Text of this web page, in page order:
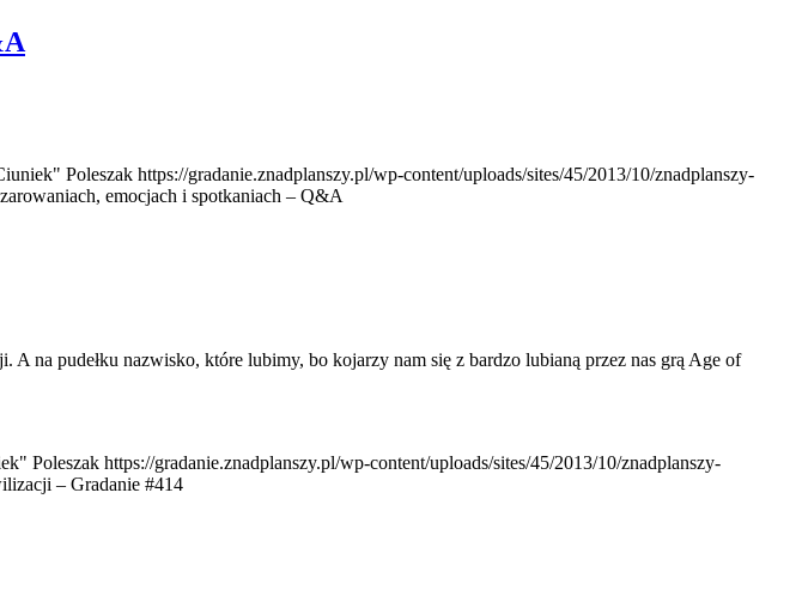
Poleszak https://gradanie.znadplanszy.pl/wp-content/uploads/sites/45/2013/10/znadplanszy-
emocjach i spotkaniach – Q&A
na pudełku nazwisko, które lubimy, bo kojarzy nam się z bardzo lubianą przez nas grą Age of
Poleszak https://gradanie.znadplanszy.pl/wp-content/uploads/sites/45/2013/10/znadplanszy-
– Gradanie #414